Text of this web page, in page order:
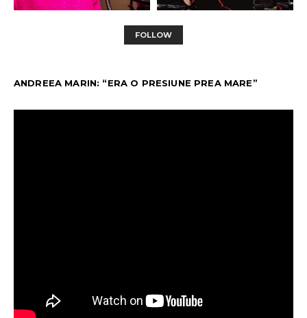
FOLLOW
ANDREEA MARIN: “ERA O PRESIUNE PREA MARE”